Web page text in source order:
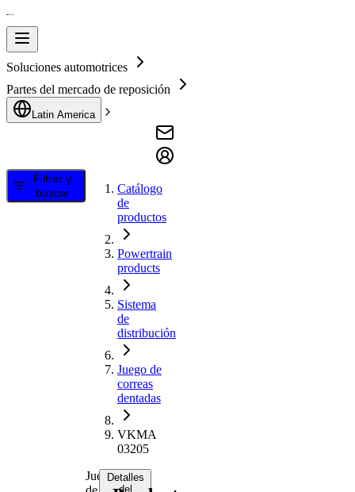
Soluciones automotrices
Partes del mercado de reposición
Latin America
Filtrar y
buscar
Catálogo
de
productos
Powertrain
products
Sistema
de
distribución
Juego de
correas
dentadas
VKMA
03205
JuegoDetalles
del